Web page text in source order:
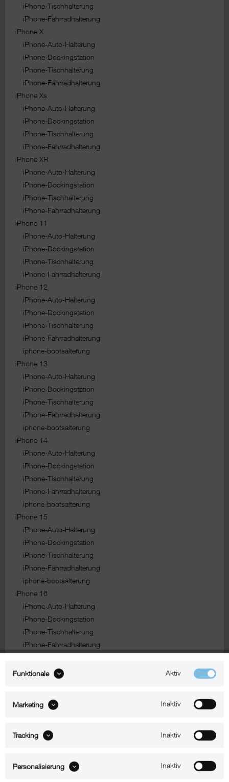
iPhone-Tischhalterung
iPhone-Fahrradhalterung
iPhone X
iPhone-Auto-Halterung
iPhone-Dockingstation
iPhone-Tischhalterung
iPhone-Fahrradhalterung
iPhone Xs
iPhone-Auto-Halterung
iPhone-Dockingstation
iPhone-Tischhalterung
iPhone-Fahrradhalterung
iPhone XR
iPhone-Auto-Halterung
iPhone-Dockingstation
iPhone-Tischhalterung
iPhone-Fahrradhalterung
iPhone 11
iPhone-Auto-Halterung
iPhone-Dockingstation
iPhone-Tischhalterung
iPhone-Fahrradhalterung
iPhone 12
iPhone-Auto-Halterung
iPhone-Dockingstation
iPhone-Tischhalterung
iPhone-Fahrradhalterung
iphone-bootsalterung
iPhone 13
iPhone-Auto-Halterung
iPhone-Dockingstation
iPhone-Tischhalterung
iPhone-Fahrradhalterung
iphone-bootsalterung
iPhone 14
iPhone-Auto-Halterung
iPhone-Dockingstation
iPhone-Tischhalterung
iPhone-Fahrradhalterung
iphone-bootsalterung
iPhone 15
iPhone-Auto-Halterung
iPhone-Dockingstation
iPhone-Tischhalterung
iPhone-Fahrradhalterung
iphone-bootsalterung
iPhone 16
iPhone-Auto-Halterung
iPhone-Dockingstation
iPhone-Tischhalterung
iPhone-Fahrradhalterung
iPhone 16e
iPhone-Tischhalterung
iphone-bootshalterung
iPhone-Auto-Halterung
iPhone-Dockingstation
Funktionale Aktiv
Marketing Inaktiv
Tracking Inaktiv
Personalisierung Inaktiv